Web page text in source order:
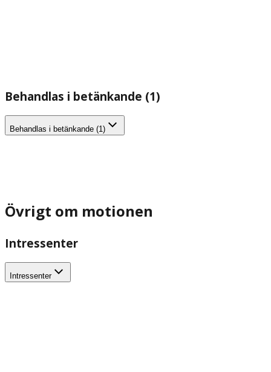
Behandlas i betänkande (1)
Behandlas i betänkande (1)
Övrigt om motionen
Intressenter
Intressenter